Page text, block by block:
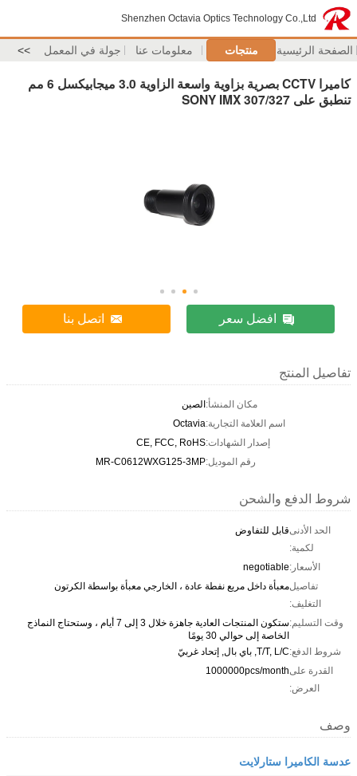
Shenzhen Octavia Optics Technology Co.,Ltd
الصفحة الرئيسية منتجات معلومات عنا جولة في المعمل >>
كاميرا CCTV بصرية بزاوية واسعة الزاوية 3.0 ميجابيكسل 6 مم
تنطبق على SONY IMX 307/327
افضل سعر اتصل بنا
تفاصيل المنتج
مكان المنشأ:الصين
اسم العلامة التجارية:Octavia
إصدار الشهادات:CE, FCC, RoHS
رقم الموديل:MR-C0612WXG125-3MP
شروط الدفع والشحن
الحد الأدنى
لكمية:
قابل للتفاوض
الأسعار:negotiable
تفاصيل
التغليف:
معبأة داخل مربع نفطة عادة ، الخارجي معبأة بواسطة الكرتون
وقت التسليم:
ستكون المنتجات العادية جاهزة خلال 3 إلى 7 أيام ، وستحتاج النماذج
الخاصة إلى حوالي 30 يومًا
شروط الدفع:T/T, L/C, باي بال, إتحاد غربيّ
القدرة على
العرض:
1000000pcs/month
وصف
عدسة الكاميرا ستارلايت